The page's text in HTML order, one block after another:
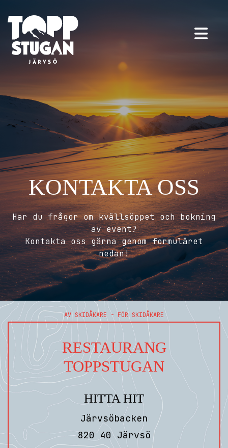
KONTAKTA OSS
Har du frågor om kvällsöppet och bokning
av event?
Kontakta oss gärna genom formuläret
nedan!
AV SKIDÅKARE - FÖR SKIDÅKARE
RESTAURANG
TOPPSTUGAN
HITTA HIT
Järvsöbacken
820 40 Järvsö